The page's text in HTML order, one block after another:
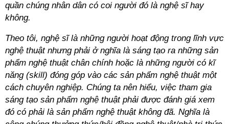
quần chúng nhân dân có coi người đó là nghệ sĩ hay
không.
Theo tôi, nghệ sĩ là những người hoạt động trong lĩnh vực
nghệ thuật nhưng phải ở nghĩa là sáng tạo ra những sản
phẩm nghệ thuật chân chính hoặc là những người có kĩ
năng (skill) đóng góp vào các sản phẩm nghệ thuật một
cách chuyên nghiệp. Chúng ta nên hiểu, việc tham gia
sáng tạo sản phẩm nghệ thuật phải được đánh giá xem
đó có phải là sản phẩm nghệ thuật không đã. Nghĩa là